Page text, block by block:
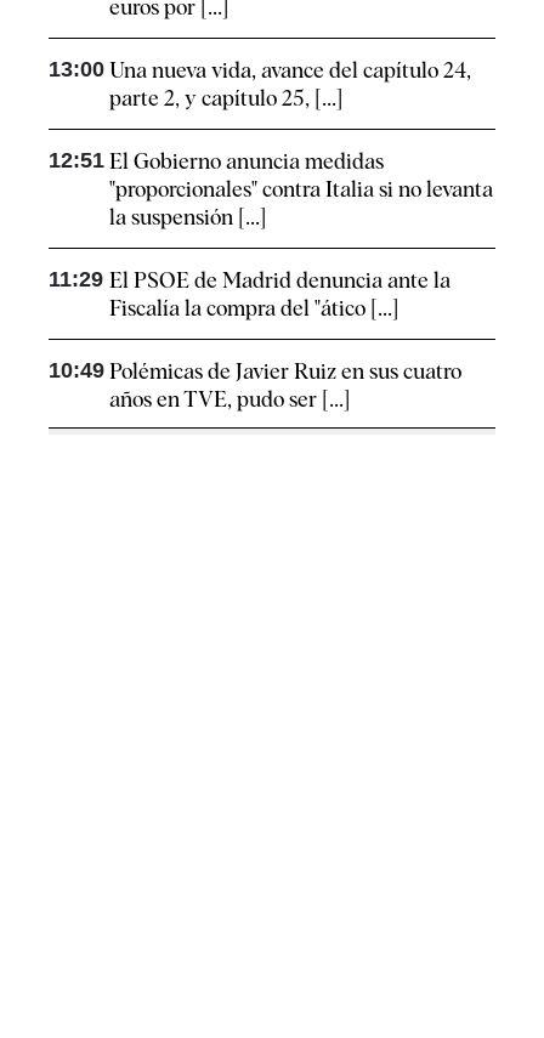
euros por [...]
13:00 Una nueva vida, avance del capítulo 24,
parte 2, y capítulo 25, [...]
12:51 El Gobierno anuncia medidas
"proporcionales" contra Italia si no levanta
la suspensión [...]
11:29 El PSOE de Madrid denuncia ante la
Fiscalía la compra del "ático [...]
10:49 Polémicas de Javier Ruiz en sus cuatro
años en TVE, pudo ser [...]